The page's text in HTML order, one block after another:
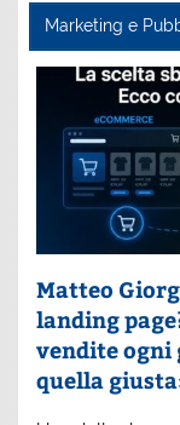
Marketing e
Matteo
landing
vendite ogni
quella